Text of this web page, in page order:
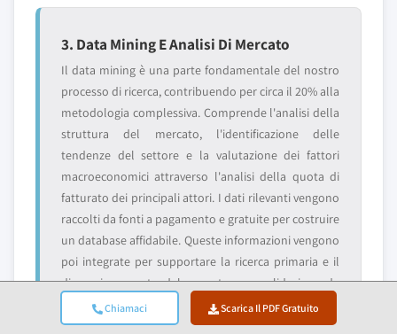
Chiamaci Scarica Il PDF Gratuito
3. Data Mining E Analisi Di Mercato
Il data mining è una parte fondamentale del nostro
processo di ricerca, contribuendo per circa il 20% alla
metodologia complessiva. Comprende l'analisi della
struttura del mercato, l'identificazione delle
tendenze del settore e la valutazione dei fattori
macroeconomici attraverso l'analisi della quota di
fatturato dei principali attori. I dati rilevanti vengono
raccolti da fonti a pagamento e gratuite per costruire
un database affidabile. Queste informazioni vengono
poi integrate per supportare la ricerca primaria e il
dimensionamento del mercato, con validazione da
parte di stakeholder chiave come distributori,
produttori e associazioni.